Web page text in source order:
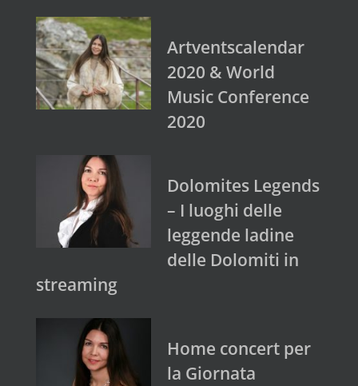
Artventscalendar
2020 & World
Music Conference
2020
Dolomites Legends
– I luoghi delle
leggende ladine
delle Dolomiti in
streaming
Home concert per
la Giornata